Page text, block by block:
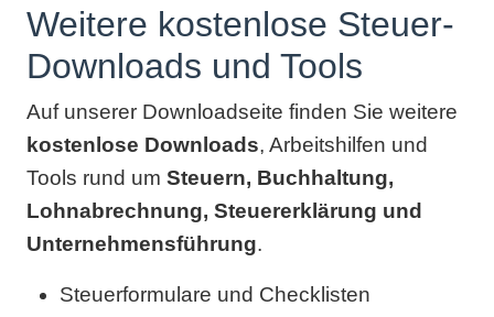
Weitere kostenlose Steuer-
Downloads und Tools
Auf unserer Downloadseite finden Sie weitere
kostenlose Downloads, Arbeitshilfen und
Tools rund um Steuern, Buchhaltung,
Lohnabrechnung, Steuererklärung und
Unternehmensführung.
Steuerformulare und Checklisten